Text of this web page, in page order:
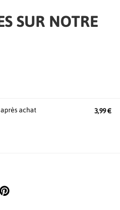
SUR NOTRE
achat 3,99 €